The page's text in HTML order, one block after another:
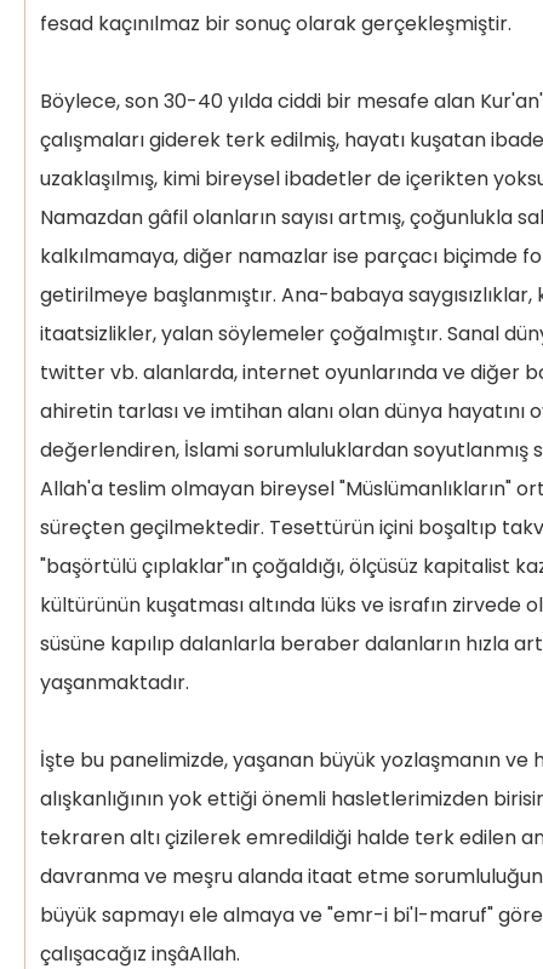
fesad kaçınılmaz bir sonuç olarak gerçekleşmiştir.
Böylece, son 30-40 yılda ciddi bir mesafe alan
çalışmaları giderek terk edilmiş, hayatı kuşatan
uzaklaşılmış, kimi bireysel ibadetler de içerikten
Namazdan gâfil olanların sayısı artmış, çoğunlukla
kalkılmamaya, diğer namazlar ise parçacı biçimde
getirilmeye başlanmıştır. Ana-babaya
itaatsizlikler, yalan söylemeler çoğalmıştır. Sanal
twitter vb. alanlarda, internet oyunlarında ve diğer
ahiretin tarlası ve imtihan alanı olan dünya hayatını
değerlendiren, İslami sorumluluklardan soyutlanmış
Allah'a teslim olmayan bireysel "Müslümanlıkların"
süreçten geçilmektedir. Tesettürün içini boşaltıp
"başörtülü çıplaklar"ın çoğaldığı, ölçüsüz kapitalist
kültürünün kuşatması altında lüks ve israfın zirvede
süsüne kapılıp dalanlarla beraber dalanların hızla
yaşanmaktadır.
İşte bu panelimizde, yaşanan büyük yozlaşmanın ve
alışkanlığının yok ettiği önemli hasletlerimizden
tekraren altı çizilerek emredildiği halde terk edilen
davranma ve meşru alanda itaat etme
büyük sapmayı ele almaya ve "emr-i bi'l-maruf"
çalışacağız inşâAllah.